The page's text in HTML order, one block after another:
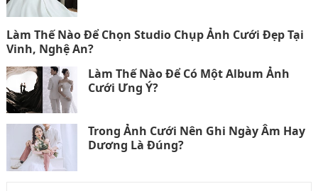
Làm Thế Nào Để Chọn Studio Chụp Ảnh Cưới Đẹp Tại
Vinh, Nghệ An?
Làm Thế Nào Để Có Một Album Ảnh
Cưới Ưng Ý?
Trong Ảnh Cưới Nên Ghi Ngày Âm Hay
Dương Là Đúng?